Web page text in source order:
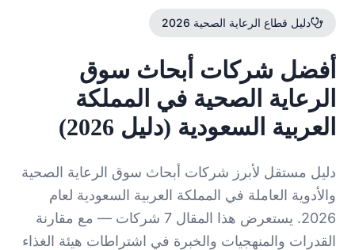
دليل قطاع الرعاية الصحية 2026
أفضل شركات أبحاث سوق
الرعاية الصحية في المملكة
العربية السعودية (دليل 2026)
دليل مستقل لأبرز شركات أبحاث سوق الرعاية الصحية
والأدوية العاملة في المملكة العربية السعودية لعام
2026. يستعرض هذا المقال 7 شركات — مع مقارنة
القدرات والمنهجيات والخبرة في اشتراطات هيئة الغذاء